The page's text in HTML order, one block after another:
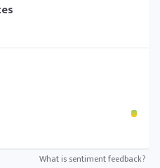
What is sentiment feedback?